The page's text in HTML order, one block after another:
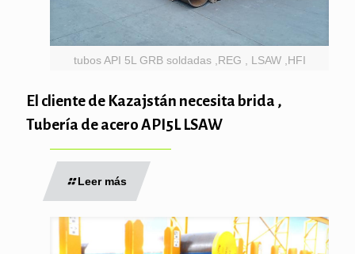
tubos API 5L GRB soldadas ,REG , LSAW ,HFI
El cliente de Kazajstán necesita brida ,
Tubería de acero API5L LSAW
Leer más